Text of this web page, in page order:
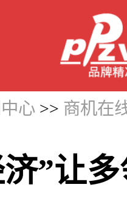
心 >> 商机在
”让